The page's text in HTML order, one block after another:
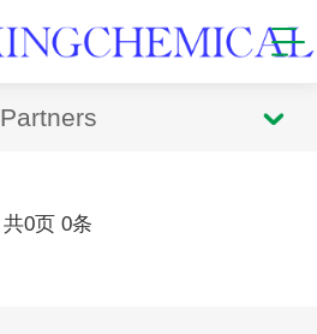
Partners
共0页 0条